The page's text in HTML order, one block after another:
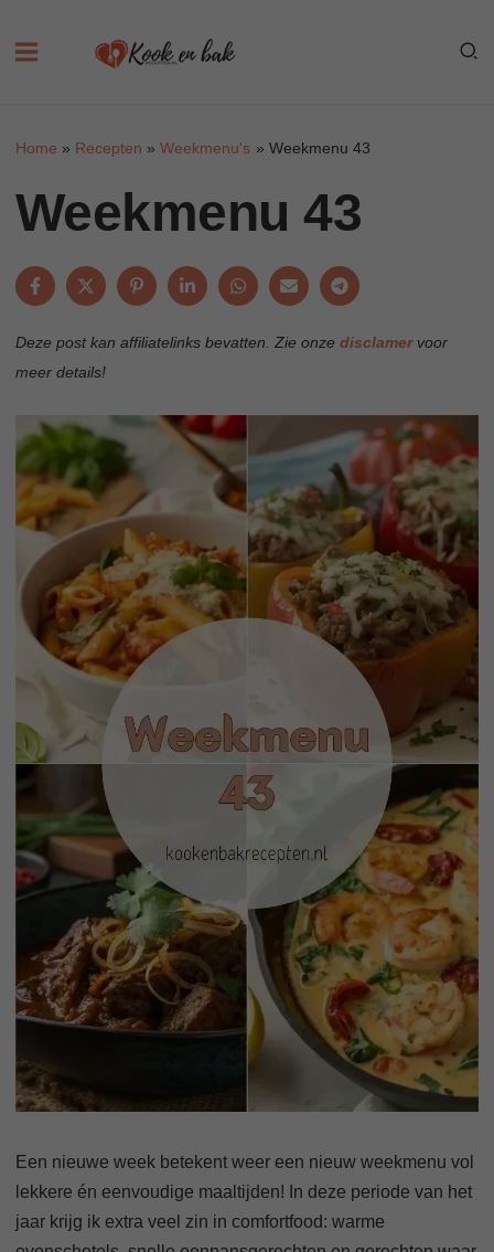
Home Recepten Weekmenu's Weekmenu 43
Weekmenu 43
Deze post kan affiliatelinks bevatten. Zie onze disclamervoor
meer details!
Een nieuwe week betekent weer een nieuw weekmenu vol
lekkere én eenvoudige maaltijden! In deze periode van het
jaar krijg ik extra veel zin in comfortfood: warme